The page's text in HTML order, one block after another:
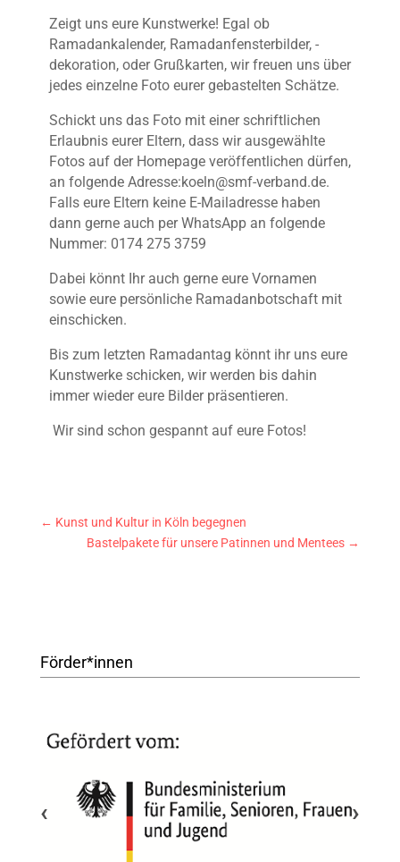
Zeigt uns eure Kunstwerke! Egal ob
Ramadankalender, Ramadanfensterbilder,-
dekoration, oder Grußkarten, wir freuen uns über
jedes einzelne Foto eurer gebastelten Schätze.
Schickt uns das Foto mit einer schriftlichen
Erlaubnis eurer Eltern, dass wir ausgewählte
Fotos auf der Homepage veröffentlichen dürfen,
an folgende Adresse:koeln@smf-verband.de.
Falls eure Eltern keine E-Mailadresse haben
dann gerneauch per WhatsApp an folgende
Nummer: 0174 275 3759
Dabei könnt Ihr auch gerne eure Vornamen
sowie eure persönliche Ramadanbotschaft mit
einschicken.
Bis zum letzten Ramadantag könnt ihr uns eure
Kunstwerke schicken, wir werden bis dahin
immer wieder eure Bilder präsentieren.
Wir sind schon gespannt auf eure Fotos!
← Kunst und Kultur in Köln begegnen
Bastelpakete für unsere Patinnen und Mentees →
Förder*innen
‹ ›